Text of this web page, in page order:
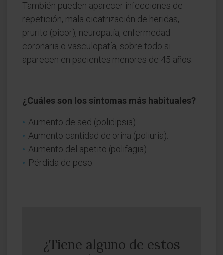
También pueden aparecer infecciones de
repetición, mala cicatrización de heridas,
prurito (picor), neuropatía, enfermedad
coronaria o vasculopatía, sobre todo si
aparecen en pacientes menores de 45 años.
¿Cuáles son los síntomas más habituales?
Aumento de sed (polidipsia).
Aumento cantidad de orina (poliuria).
Aumento del apetito (polifagia).
Pérdida de peso.
¿Tiene alguno de estos